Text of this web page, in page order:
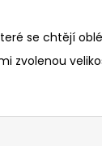
se chtějí
zvolenou